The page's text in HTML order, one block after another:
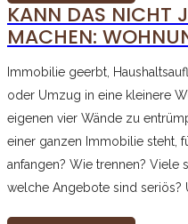
KANN DAS NICHT
MACHEN:
Immobilie geerbt,
oder Umzug in eine kleinere
eigenen vier Wände zu
einer ganzen Immobilie steht,
anfangen? Wie trennen? Viele
welche Angebote sind seriös?